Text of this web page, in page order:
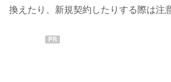
換えたり、新規契約したりする際は注
PR